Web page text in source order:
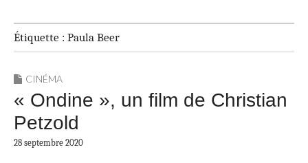
Étiquette : Paula Beer
CINÉMA
« Ondine », un film de Christian
Petzold
28 septembre 2020